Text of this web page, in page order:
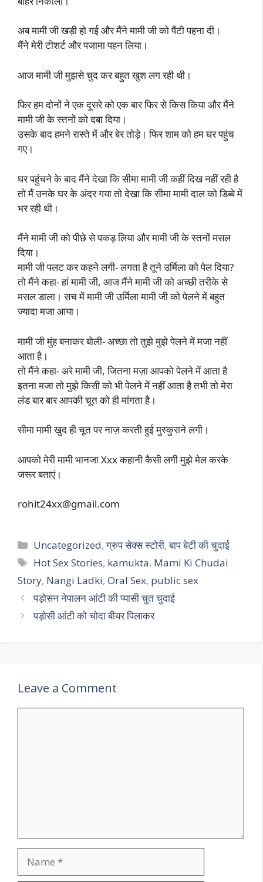
अब मामी जी खड़ी हो गई और मैंने मामी जी को पैंटी पहना दी।
मैंने मेरी टीशर्ट और पजामा पहन लिया।
आज मामी जी मुझसे चुद कर बहुत खुश लग रही थी।
फिर हम दोनों ने एक दूसरे को एक बार फिर से किस किया और मैंने
मामी जी के स्तनों को दबा दिया।
उसके बाद हमने रास्ते में और बेर तोड़े। फिर शाम को हम घर पहुंच
गए।
घर पहुंचने के बाद मैंने देखा कि सीमा मामी जी कहीं दिख नहीं रही है
तो मैं उनके घर के अंदर गया तो देखा कि सीमा मामी दाल को डिब्बे में
भर रही थी।
मैंने मामी जी को पीछे से पकड़ लिया और मामी जी के स्तनों मसल
दिया।
मामी जी पलट कर कहने लगी- लगता है तूने उर्मिला को पेल दिया?
तो मैंने कहा- हां मामी जी, आज मैंने मामी जी को अच्छी तरीके से
मसल डाला। सच में मामी जी उर्मिला मामी जी को पेलने में बहुत
ज्यादा मजा आया।
मामी जी मुंह बनाकर बोली- अच्छा तो तुझे मुझे पेलने में मजा नहीं
आता है।
तो मैंने कहा- अरे मामी जी, जितना मज़ा आपको पेलने में आता है
इतना मजा तो मुझे किसी को भी पेलने में नहीं आता है तभी तो मेरा
लंड बार बार आपकी चूत को ही मांगता है।
सीमा मामी खुद ही चूत पर नाज़ करती हुई मुस्कुराने लगी।
आपको मेरी मामी भानजा Xxx कहानी कैसी लगी मुझे मेल करके
जरूर बताएं।
rohit24xx@gmail.com
Categories
Uncategorized,ग्रुप सेक्स स्टोरी,बाप बेटी की चुदाई
Tags
Hot Sex Stories, kamukta, Mami Ki Chudai
Story, Nangi Ladki, Oral Sex, public sex
पड़ोसन नेपालन आंटी की प्यासी चुत चुदाई
पड़ोसी आंटी को चोदा बीयर पिलाकर
Leave a Comment